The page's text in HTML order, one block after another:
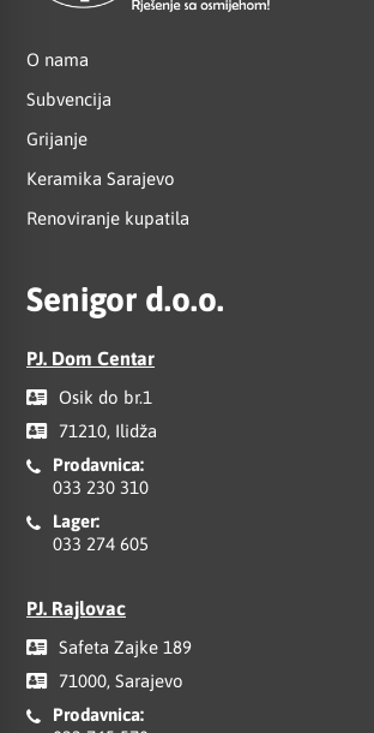
O nama
Subvencija
Grijanje
Keramika Sarajevo
Renoviranje kupatila
Senigor d.o.o.
PJ. Dom Centar
Osik do br.1
71210, Ilidža
Prodavnica:
033 230 310
Lager:
033 274 605
PJ. Rajlovac
Safeta Zajke 189
71000, Sarajevo
Prodavnica: